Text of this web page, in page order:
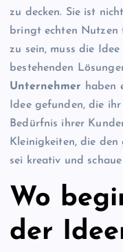
zu decken. Sie ist
bringt echten
zu sein, muss die
bestehenden
Unternehmer
haben
Idee gefunden, die
Bedürfnis ihrer
Kleinigkeiten, die den
sei kreativ und
Wo
der